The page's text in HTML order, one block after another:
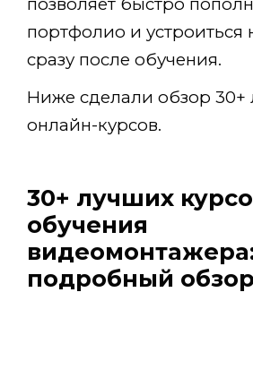
портфолио и устроиться
сразу после обучения.
Ниже сделали обзор 30+
онлайн-курсов.
30+ лучших
обучения
подробный обзор